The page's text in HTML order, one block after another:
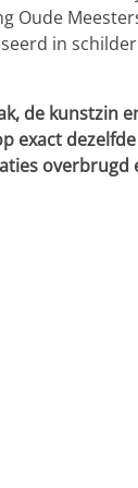
Oude
in
de kunstzin
exact